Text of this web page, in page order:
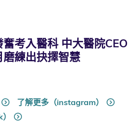
考入醫科 中大醫院CEO
練出抉擇智慧
了解更多（instagram）